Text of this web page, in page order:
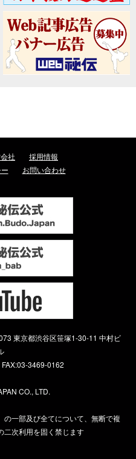
社
採用情報
お問い合わせ
東京都渋谷区笹塚1-30-11 中村ビ
3469-0162
CO., LTD.
一部及び全てについて、無断で複
二次利用を固く禁じます